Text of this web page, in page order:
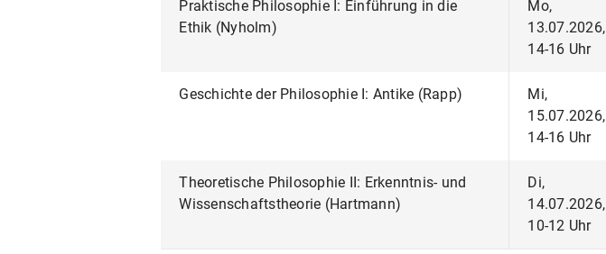
Praktische Philosophie I: Einführung in die
Ethik (Nyholm)
Mo,
13.07.2026,
14-16 Uhr
Geschichte der Philosophie I: Antike (Rapp)
Mi,
15.07.2026,
14-16 Uhr
Theoretische Philosophie II: Erkenntnis- und
Wissenschaftstheorie (Hartmann)
Di,
14.07.2026,
10-12 Uhr